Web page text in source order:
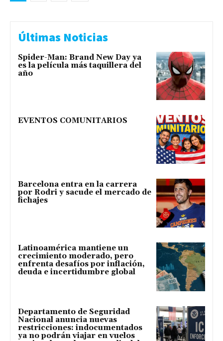
Últimas Noticias
Spider-Man: Brand New Day ya
es la película más taquillera del
año
EVENTOS COMUNITARIOS
Barcelona entra en la carrera
por Rodri y sacude el mercado de
fichajes
Latinoamérica mantiene un
crecimiento moderado, pero
enfrenta desafíos por inflación,
deuda e incertidumbre global
Departamento de Seguridad
Nacional anuncia nuevas
restricciones: indocumentados
ya no podrán viajar en vuelos